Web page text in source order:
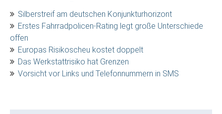
Silberstreif am deutschen Konjunkturhorizont
Erstes Fahrradpolicen-Rating legt große Unterschiede
offen
Europas Risikoscheu kostet doppelt
Das Werkstattrisiko hat Grenzen
Vorsicht vor Links und Telefonnummern in SMS